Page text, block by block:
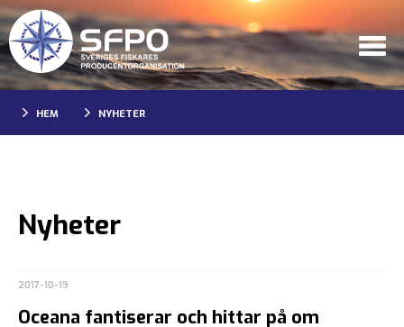
HEM NYHETER
Nyheter
2017-10-19
Oceana fantiserar och hittar på om